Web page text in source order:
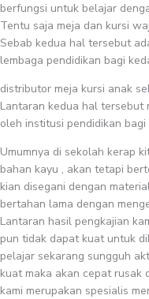
berfungsi untuk belajar
Tentu saja meja dan kursi
Sebab kedua hal tersebut
lembaga pendidikan bagi
distributor meja kursi anak
Lantaran kedua hal tersebut
oleh institusi pendidikan
Umumnya di sekolah kerap
bahan kayu , akan tetapi
kian disegani dengan
bertahan lama dengan
Lantaran hasil pengkajian
pun tidak dapat kuat untuk
pelajar sekarang sungguh
kuat maka akan cepat rusak
kami merupakan spesialis